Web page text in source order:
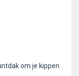
om je kippen